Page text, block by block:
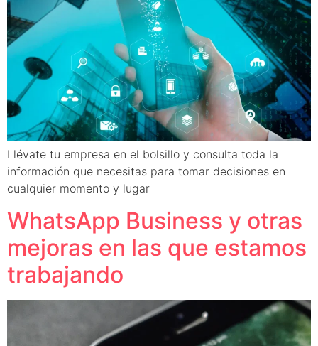
Llévate tu empresa en el bolsillo y consulta toda la
información que necesitas para tomar decisiones en
cualquier momento y lugar
WhatsApp Business y otras
mejoras en las que estamos
trabajando